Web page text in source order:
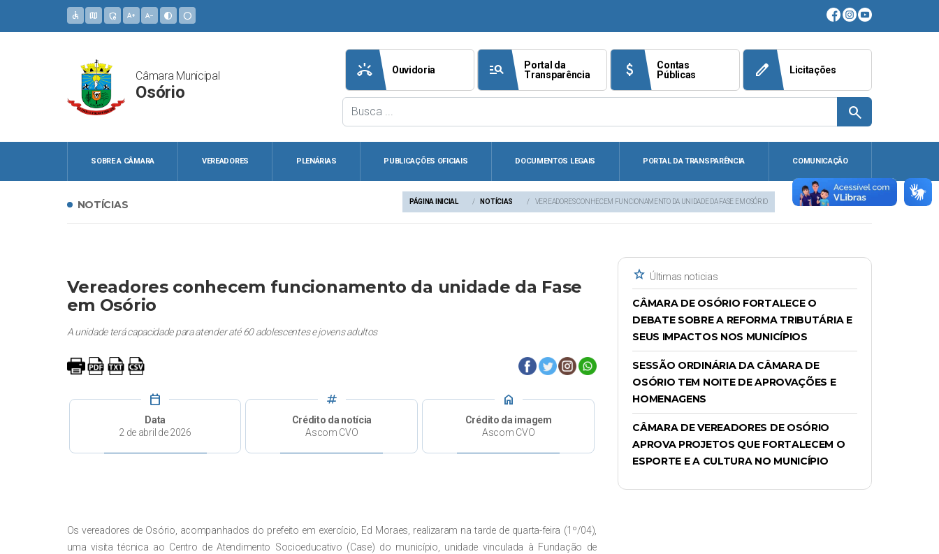
accessible map admin_panel_settings text_increase text_decrease contrast circle
Câmara Municipal
Osório
ring_volume Ouvidoria manage_search
Portal da
Transparência
attach_money
Contas
Públicas
edit Licitações
search
SOBRE A CÂMARA VEREADORES PLENÁRIAS PUBLICAÇÕES OFICIAIS DOCUMENTOS LEGAIS PORTAL DA TRANSPARÊNCIA COMUNICAÇÃO
NOTÍCIAS PÁGINA INICIAL NOTÍCIAS VEREADORES CONHECEM FUNCIONAMENTO DA UNIDADE DA FASE EM OSÓRIO
Vereadores conhecem funcionamento da unidade da Fase
em Osório
A unidade terá capacidade para atender até 60 adolescentes e jovens adultos
calendar_today
Data
2 de abril de 2026
tag
Crédito da notícia
Ascom CVO
home
Crédito da imagem
Ascom CVO
Os vereadores de Osório, acompanhados do prefeito em exercício, Ed Moraes, realizaram na tarde de quarta-feira (1º/04),
uma visita técnica ao Centro de Atendimento Socioeducativo (Case) do município, unidade vinculada à Fundação de
star Últimas noticias
CÂMARA DE OSÓRIO FORTALECE O
DEBATE SOBRE A REFORMA TRIBUTÁRIA E
SEUS IMPACTOS NOS MUNICÍPIOS
SESSÃO ORDINÁRIA DA CÂMARA DE
OSÓRIO TEM NOITE DE APROVAÇÕES E
HOMENAGENS
CÂMARA DE VEREADORES DE OSÓRIO
APROVA PROJETOS QUE FORTALECEM O
ESPORTE E A CULTURA NO MUNICÍPIO